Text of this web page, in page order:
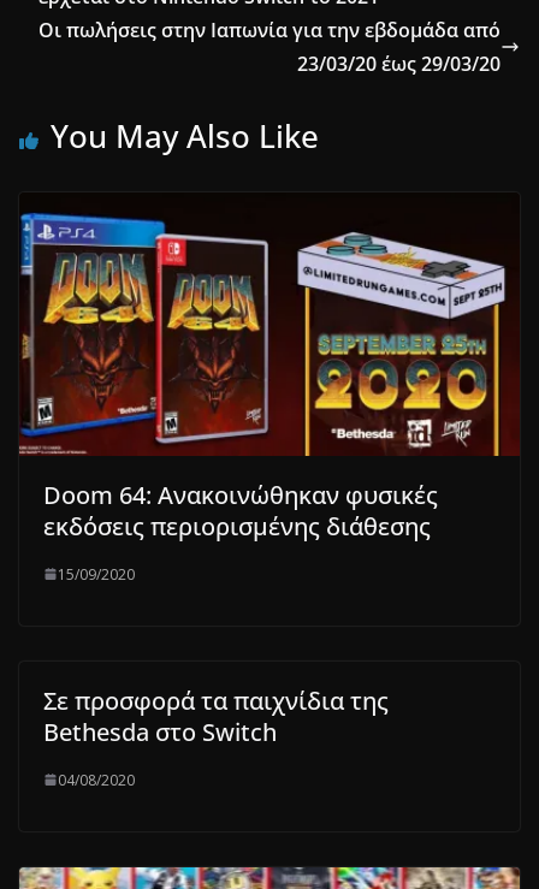
Οι πωλήσεις στην Ιαπωνία για την εβδομάδα από
23/03/20 έως 29/03/20
You May Also Like
Doom 64: Ανακοινώθηκαν φυσικές
εκδόσεις περιορισμένης διάθεσης
15/09/2020
Σε προσφορά τα παιχνίδια της
Bethesda στο Switch
04/08/2020